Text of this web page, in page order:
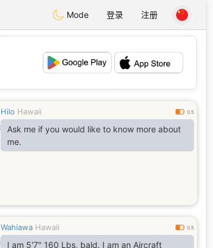
Mode 登录 注册
💕
Hilo Hawaii 0.5
Ask me if you would like to know more about
me.
Wahiawa Hawaii 0.5
I am 5'7" 160 Lbs, bald. I am an Aircraft